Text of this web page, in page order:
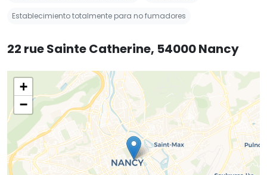
Establecimiento totalmente para no fumadores
22 rue Sainte Catherine, 54000 Nancy
+
−